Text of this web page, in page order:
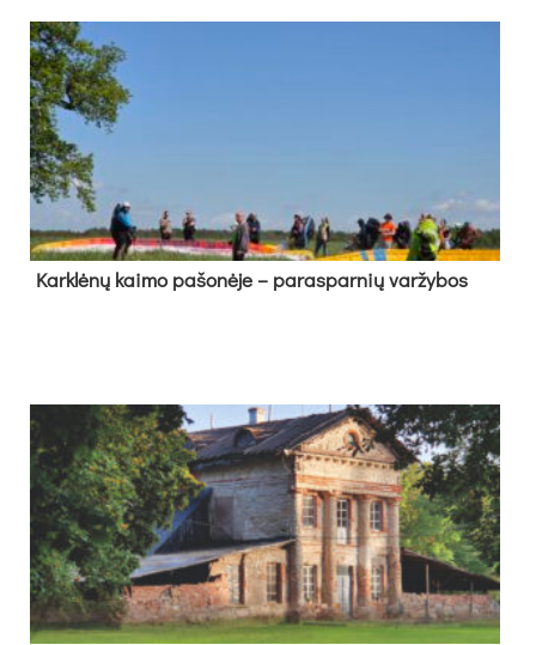
Kark­lė­nų kai­mo pa­šo­nė­je – pa­ras­par­nių var­žy­bos